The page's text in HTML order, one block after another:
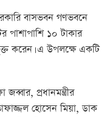
বাসভবন গণভবনে
পাশাপাশি ১০ টাকার
করেন। এ উপলক্ষে একটি
প্রধানমন্ত্রীর
হোসেন মিয়া, ডাক